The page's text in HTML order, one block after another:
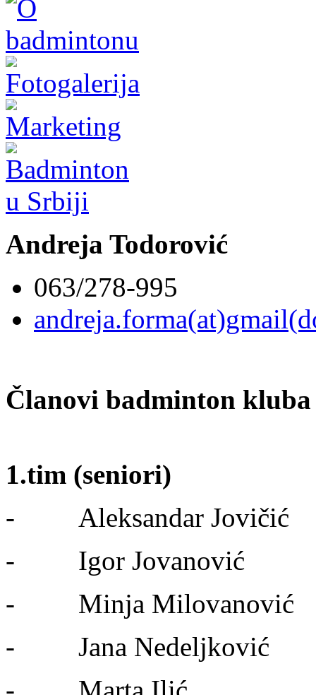
Andreja Todorović
063/278-995
Članovi badminton kluba
1.tim (seniori)
- Aleksandar Jovičić
- Igor Jovanović
- Minja Milovanović
- Jana Nedeljković